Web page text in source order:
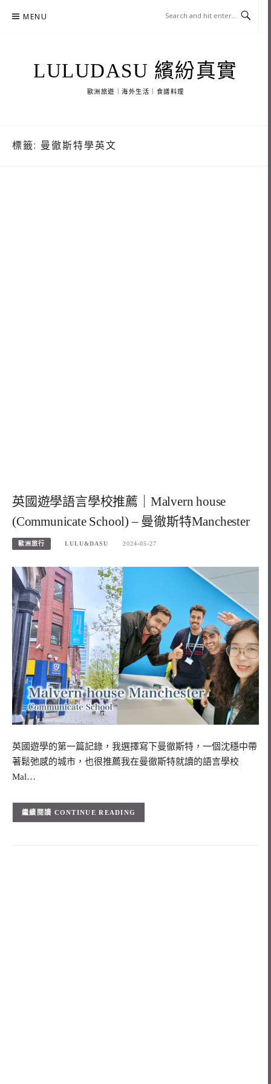
MENU
LULUDASU 繽紛真實
歐洲旅遊｜海外生活｜食譜料理
標籤: 曼徹斯特學英文
英國遊學語言學校推薦｜Malvern house
(Communicate School) – 曼徹斯特Manchester
歐洲旅行 LULU&DASU 2024-05-27
英國遊學的第一篇記錄，我選擇寫下曼徹斯特，一個沈穩中帶
著鬆弛感的城市，也很推薦我在曼徹斯特就讀的語言學校
Mal…
CONTINUE READING